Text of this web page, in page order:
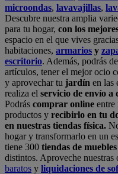
microondas, lavavajillas,
Descubre nuestra amplia
para tu hogar, con los
espacio en el que vives
habitaciones, armarios y
escritorio. Además, podrás
artículos, tener el mejor ocio
y aprovechar tu jardín en las
realiza el servicio de envío a
Podrás comprar online entre
productos y recibirlo en tu
en nuestras tiendas física.
hogar y transformarlo en un
tiene 300 tiendas de muebles
distintos. Aproveche nuestras
baratos y liquidaciones de